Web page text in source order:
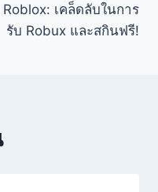
Roblox: เคล็ดลับในการ
รับ Robux และสกินฟรี!